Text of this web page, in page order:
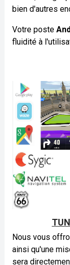
bien d'autres
Votre poste
fluidité à
Nous vous
ainsi qu'une
sera